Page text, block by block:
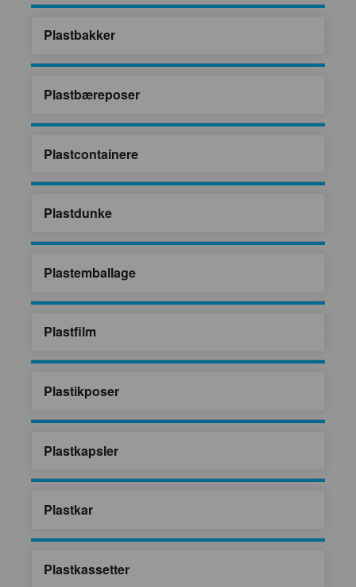
Plastbakker
Plastbæreposer
Plastcontainere
Plastdunke
Plastemballage
Plastfilm
Plastikposer
Plastkapsler
Plastkar
Plastkassetter